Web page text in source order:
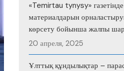
«Temirtau tynysy» газетінде
материалдарын
көрсету бойынша жалпы
20 апреля, 2025
Ұлттық құндылықтар –